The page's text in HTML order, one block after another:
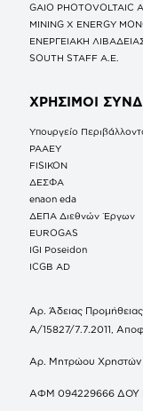
GAIO PHOTOVOLTAIC
MINING X ENERGY
ΕΝΕΡΓΕΙΑΚΗ
SOUTH STAFF Α.Ε.
ΧΡΗΣΙΜΟΙ
Υπουργείο
ΡΑΑΕΥ
FISIKON
ΔΕΣΦΑ
enaon eda
ΔΕΠΑ Διεθνών Έργων
EUROGAS
IGI Poseidon
ICGB AD
Αρ. Άδειας
Α/15827/7.7.2011,
Αρ. Μητρώου
ΑΦΜ 094229666 ΔΟΥ